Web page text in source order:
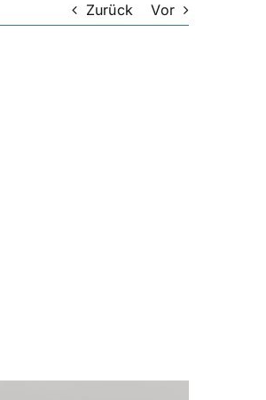
Zurück Vor